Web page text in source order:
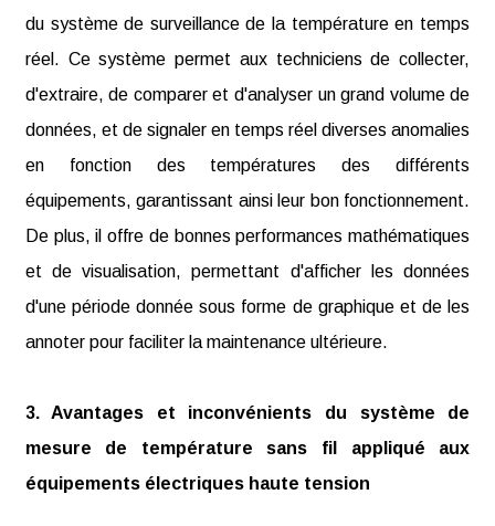
du système de surveillance de la température en temps
réel. Ce système permet aux techniciens de collecter,
d'extraire, de comparer et d'analyser un grand volume de
données, et de signaler en temps réel diverses anomalies
en fonction des températures des différents
équipements, garantissant ainsi leur bon fonctionnement.
De plus, il offre de bonnes performances mathématiques
et de visualisation, permettant d'afficher les données
d'une période donnée sous forme de graphique et de les
annoter pour faciliter la maintenance ultérieure.
3. Avantages et inconvénients du système de
mesure de température sans fil appliqué aux
équipements électriques haute tension